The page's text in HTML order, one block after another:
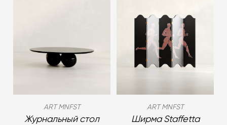
ART MNFST
Журнальный стол
ART MNFST
Ширма Staffetta